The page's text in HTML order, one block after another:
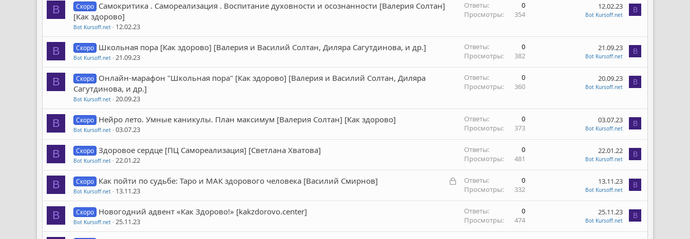
B Скоро Самокритика . Самореализация . Воспитание духовности и осознанности [Валерия Солтан]
[Как здорово]
Bot Kursoff.net 12.02.23
Ответы
0
Просмотры
354
12.02.23
Bot Kursoff.net
B
B Скоро Школьная пора [Как здорово] [Валерия и Василий Солтан, Диляра Сагутдинова, и др.]
Bot Kursoff.net 21.09.23
Ответы
0
Просмотры
382
21.09.23
Bot Kursoff.net
B
B Скоро Онлайн-марафон "Школьная пора" [Как здорово] [Валерия и Василий Солтан, Диляра
Сагутдинова, и др.]
Bot Kursoff.net 20.09.23
Ответы
0
Просмотры
360
20.09.23
Bot Kursoff.net
B
B Скоро Нейро лето. Умные каникулы. План максимум [Валерия Солтан] [Как здорово]
Bot Kursoff.net 03.07.23
Ответы
0
Просмотры
373
03.07.23
Bot Kursoff.net
B
B Скоро Здоровое сердце [ПЦ Самореализация] [Светлана Хватова]
Bot Kursoff.net 22.01.22
Ответы
0
Просмотры
481
22.01.22
Bot Kursoff.net
B
B
З
к
т
Скоро Как пойти по судьбе: Таро и МАК здорового человека [Василий Смирнов]
Bot Kursoff.net 13.11.23
Ответы
0
Просмотры
332
13.11.23
Bot Kursoff.net
B
B Скоро Новогодний адвент «Как Здорово!» [kakzdorovo.center]
Bot Kursoff.net 25.11.23
Ответы
0
Просмотры
474
25.11.23
Bot Kursoff.net
B